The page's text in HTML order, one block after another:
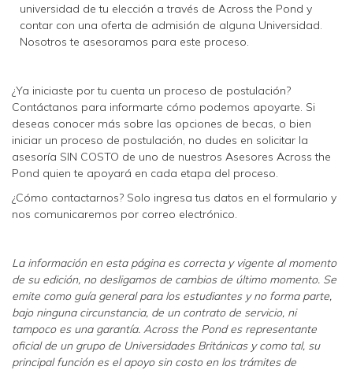
universidad de tu elección a través de Across the Pond y
contar con una oferta de admisión de alguna Universidad.
Nosotros te asesoramos para este proceso.
¿Ya iniciaste por tu cuenta un proceso de postulación?
Contáctanos para informarte cómo podemos apoyarte. Si
deseas conocer más sobre las opciones de becas, o bien
iniciar un proceso de postulación, no dudes en solicitar la
asesoría SIN COSTO de uno de nuestros Asesores Across the
Pond quien te apoyará en cada etapa del proceso.
¿Cómo contactarnos? Solo ingresa tus datos en el formulario y
nos comunicaremos por correo electrónico.
La información en esta página es correcta y vigente al momento
de su edición, no desligamos de cambios de último momento. Se
emite como guía general para los estudiantes y no forma parte,
bajo ninguna circunstancia, de un contrato de servicio, ni
tampoco es una garantía. Across the Pond es representante
oficial de un grupo de Universidades Británicas y como tal, su
principal función es el apoyo sin costo en los trámites de